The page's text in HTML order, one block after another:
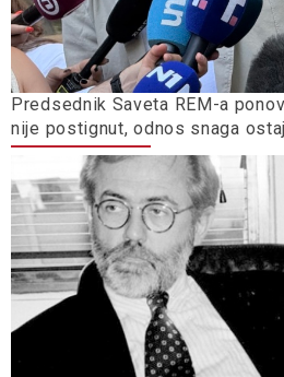
Predsednik Saveta REM-a
nije postignut, odnos snaga